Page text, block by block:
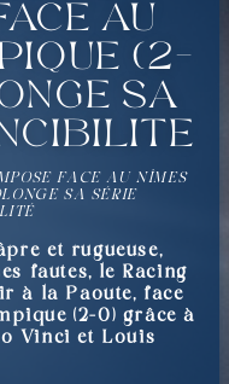
au
(2-
sa
FACE AU NÎMES
SA SÉRIE
et rugueuse,
fautes, le Racing
à la Paoute, face
(2-0) grâce à
Vinci et Louis